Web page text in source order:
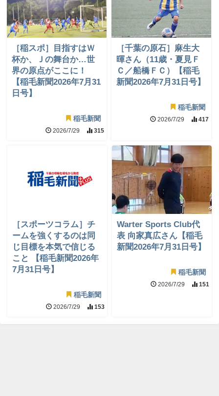
［稲スポ］目指すはＷ
杯か、Ｊの舞台か…世
界の原点がここに！
【稲毛新聞2026年7月31
日号】
稲毛新聞
2026/7/29 315
［千葉の原石］麻生大
暉さん（11歳・夏見Ｆ
Ｃ／船橋ＦＣ）【稲毛
新聞2026年7月31日号】
稲毛新聞
2026/7/29 417
［スポーツコラム］チ
ームを強くするのは同
じ目標を本気で信じる
こと 【稲毛新聞2026年
7月31日号】
稲毛新聞
2026/7/29 153
Warter Sports Club代
表 向家真広さん【稲毛
新聞2026年7月31日号】
稲毛新聞
2026/7/29 151